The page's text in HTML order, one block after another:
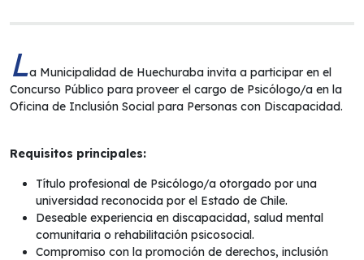
La Municipalidad de Huechuraba invita a participar en el
Concurso Público para proveer el cargo de Psicólogo/a en la
Oficina de Inclusión Social para Personas con Discapacidad.
Requisitos principales:
Título profesional de Psicólogo/a otorgado por una
universidad reconocida por el Estado de Chile.
Deseable experiencia en discapacidad, salud mental
comunitaria o rehabilitación psicosocial.
Compromiso con la promoción de derechos, inclusión